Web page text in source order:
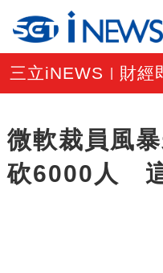
三立iNEWS 財經
微軟裁員風
砍6000人